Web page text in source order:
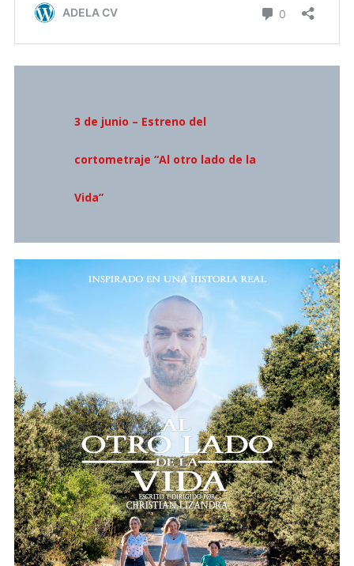
3 de junio – Estreno del
cortometraje “Al otro lado de la
Vida”